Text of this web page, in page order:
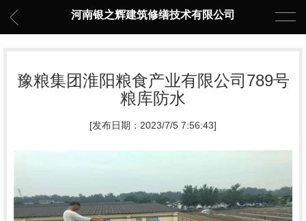
河南银之辉建筑修缮技术有限公司
豫粮集团淮阳粮食产业有限公司789号
粮库防水
[发布日期：2023/7/5 7:56:43]